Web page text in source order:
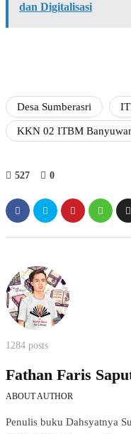
dan Digitalisasi
Desa Sumberasri
KKN 02 ITBM
527 0
1284 posts
Fathan Faris
ABOUT AUTHOR
Penulis buku Dahsyatnya